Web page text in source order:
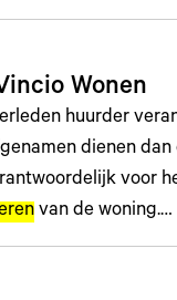
Wonen
huurder
dienen
voor
van de woning.…